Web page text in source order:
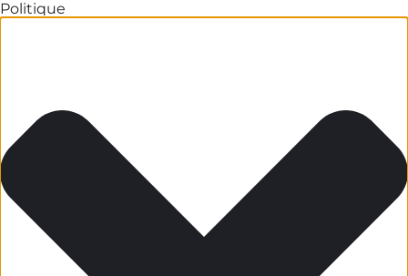
Politique